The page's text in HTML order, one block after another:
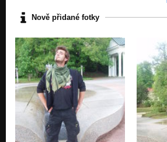
Nově přidané fotky